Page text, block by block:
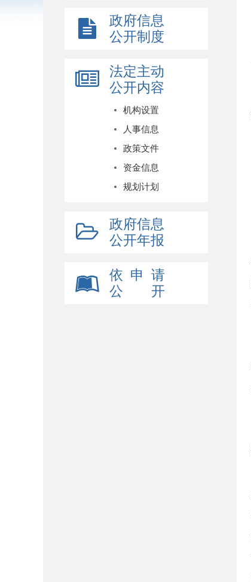
政府信息
公开制度
法定主动
公开内容
机构设置
人事信息
政策文件
资金信息
规划计划
政府信息
公开年报
依 申 请
公 开